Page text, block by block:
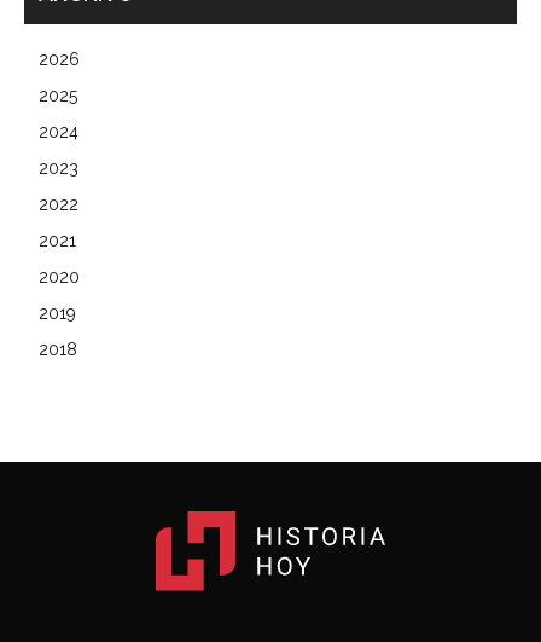
2026
2025
2024
2023
2022
2021
2020
2019
2018